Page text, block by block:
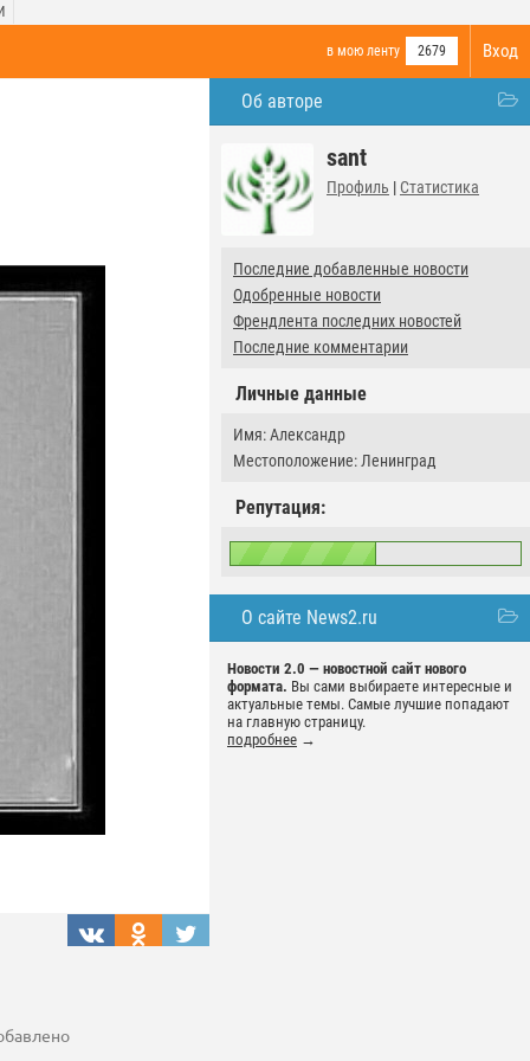
Вход
в мою ленту 2679
Об авторе
sant
Профиль | Статистика
Последние добавленные новости
Одобренные новости
Френдлента последних новостей
Последние комментарии
Личные данные
Имя: Александр
Местоположение: Ленинград
Репутация:
О сайте News2.ru
Новости 2.0 — новостной сайт нового
формата. Вы сами выбираете интересные и
актуальные темы. Самые лучшие попадают
на главную страницу.
подробнее →